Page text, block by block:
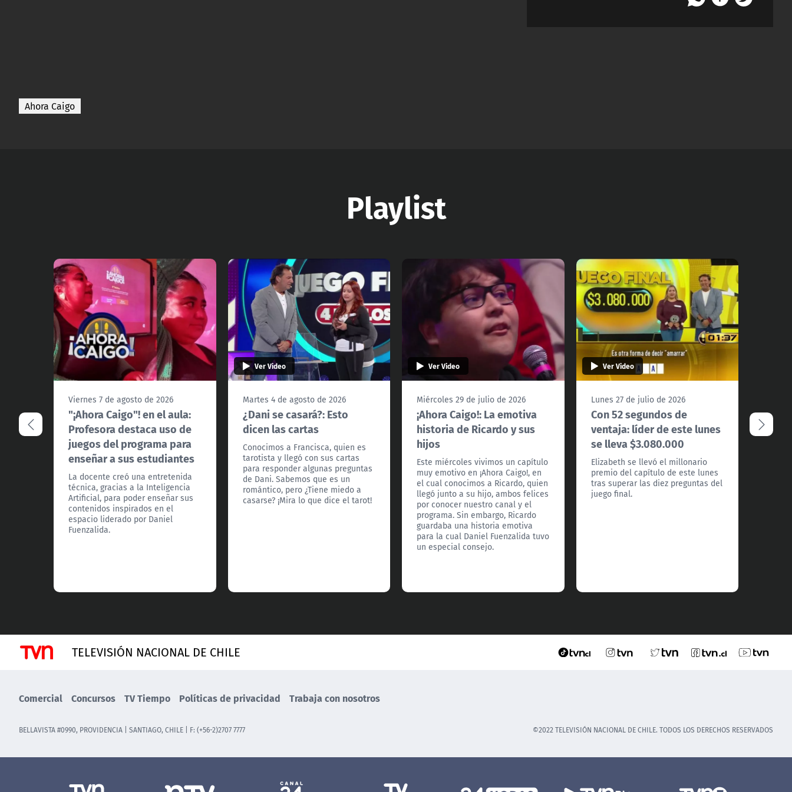
Ahora Caigo
Playlist
Viernes 7 de agosto de 2026
"¡Ahora Caigo"! en el aula:
Profesora destaca uso de
juegos del programa para
enseñar a sus estudiantes
La docente creó una entretenida
técnica, gracias a la Inteligencia
Artificial, para poder enseñar sus
contenidos inspirados en el
espacio liderado por Daniel
Fuenzalida.
Ver Video
Martes 4 de agosto de 2026
¿Dani se casará?: Esto
dicen las cartas
Conocimos a Francisca, quien es
tarotista y llegó con sus cartas
para responder algunas preguntas
de Dani. Sabemos que es un
romántico, pero ¿Tiene miedo a
casarse? ¡Mira lo que dice el tarot!
Ver Video
Miércoles 29 de julio de 2026
¡Ahora Caigo!: La emotiva
historia de Ricardo y sus
hijos
Este miércoles vivimos un capítulo
muy emotivo en ¡Ahora Caigo!, en
el cual conocimos a Ricardo, quien
llegó junto a su hijo, ambos felices
por conocer nuestro canal y el
programa. Sin embargo, Ricardo
guardaba una historia emotiva
para la cual Daniel Fuenzalida tuvo
un especial consejo.
Ver Video
Lunes 27 de julio de 2026
Con 52 segundos de
ventaja: líder de este lunes
se lleva $3.080.000
Elizabeth se llevó el millonario
premio del capítulo de este lunes
tras superar las diez preguntas del
juego final.
TELEVISIÓN NACIONAL DE CHILE
Comercial Concursos TV Tiempo Políticas de privacidad Trabaja con nosotros
BELLAVISTA #0990, PROVIDENCIA | SANTIAGO, CHILE | F: (+56-2)2707 7777 ©2022 TELEVISIÓN NACIONAL DE CHILE. TODOS LOS DERECHOS RESERVADOS